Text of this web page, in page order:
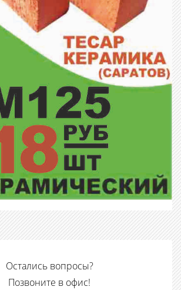
Остались вопросы?
Позвоните в офис!